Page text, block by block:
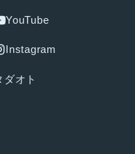
YouTube
Instagram
ダオト